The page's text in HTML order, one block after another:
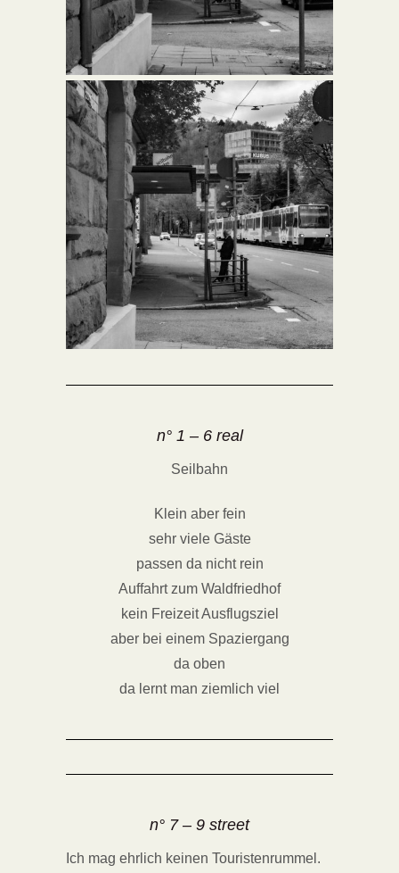
n° 1 – 6 real
Seilbahn
Klein aber fein
sehr viele Gäste
passen da nicht rein
Auffahrt zum Waldfriedhof
kein Freizeit Ausflugsziel
aber bei einem Spaziergang
da oben
da lernt man ziemlich viel
n° 7 – 9 street
Ich mag ehrlich keinen Touristenrummel.